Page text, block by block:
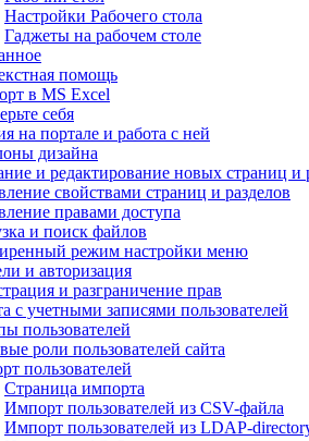
Настройки Рабочего стола
Гаджеты на рабочем столе
помощь
в MS Excel
себя
на портале и работа с ней
дизайна
и редактирование новых страниц и
свойствами страниц и разделов
правами доступа
и поиск файлов
режим настройки меню
и авторизация
и разграничение прав
с учетными записями пользователей
пользователей
роли пользователей сайта
пользователей
Страница импорта
Импорт пользователей из CSV-файла
Импорт пользователей из LDAP-